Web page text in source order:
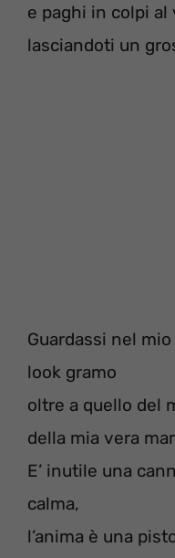
e paghi in colpi al
lasciandoti un
Guardassi nel
look gramo
oltre a quello del
della mia vera
E’ inutile una
calma,
l’anima è una